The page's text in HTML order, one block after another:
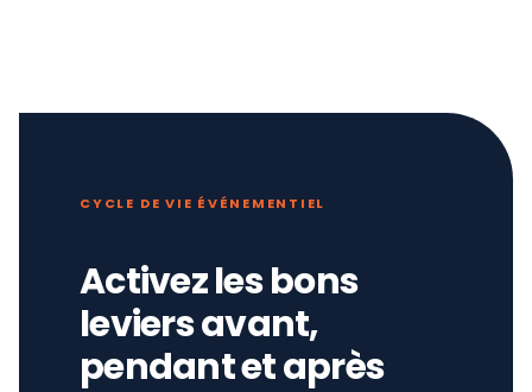
CYCLE DE VIE ÉVÉNEMENTIEL
Activez les bons
leviers avant,
pendant et après